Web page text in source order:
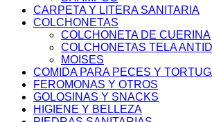
CARPETA Y LITERA SANITARIA
COLCHONETAS
COLCHONETA DE CUERINA
COLCHONETAS TELA
MOISES
COMIDA PARA PECES Y
FEROMONAS Y OTROS
GOLOSINAS Y SNACKS
HIGIENE Y BELLEZA